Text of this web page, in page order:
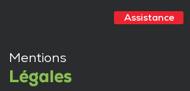
Assistance
Mentions
Légales